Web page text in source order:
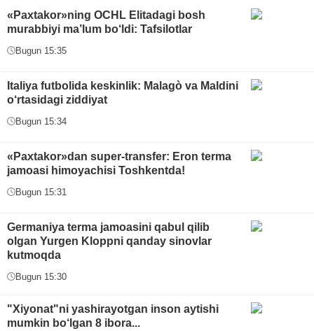
«Paxtakor»ning OCHL Elitadagi bosh
murabbiyi ma’lum bo‘ldi: Tafsilotlar
Bugun 15:35
Italiya futbolida keskinlik: Malagò va Maldini
o‘rtasidagi ziddiyat
Bugun 15:34
«Paxtakor»dan super-transfer: Eron terma
jamoasi himoyachisi Toshkentda!
Bugun 15:31
Germaniya terma jamoasini qabul qilib
olgan Yurgen Kloppni qanday sinovlar
kutmoqda
Bugun 15:30
"Xiyonat"ni yashirayotgan inson aytishi
mumkin bo‘lgan 8 ibora...